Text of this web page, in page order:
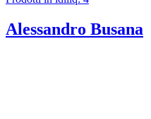
Alessandro Busana